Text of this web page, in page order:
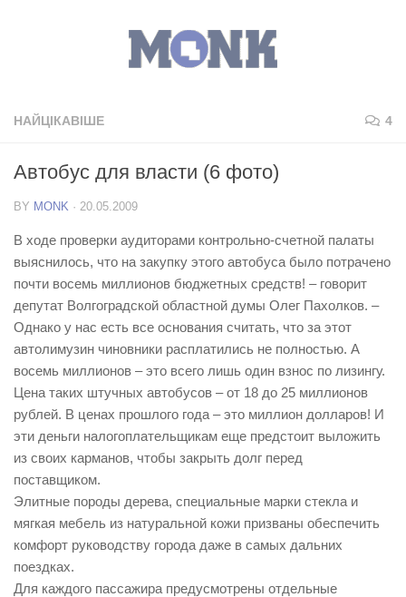
НАЙЦІКАВІШЕ 4
Автобус для власти (6 фото)
BY MONK · 20.05.2009
В ходе проверки аудиторами контрольно-счетной палаты
выяснилось, что на закупку этого автобуса было потрачено
почти восемь миллионов бюджетных средств! – говорит
депутат Волгоградской областной думы Олег Пахолков. –
Однако у нас есть все основания считать, что за этот
автолимузин чиновники расплатились не полностью. А
восемь миллионов – это всего лишь один взнос по лизингу.
Цена таких штучных автобусов – от 18 до 25 миллионов
рублей. В ценах прошлого года – это миллион долларов! И
эти деньги налогоплательщикам еще предстоит выложить
из своих карманов, чтобы закрыть долг перед
поставщиком.
Элитные породы дерева, специальные марки стекла и
мягкая мебель из натуральной кожи призваны обеспечить
комфорт руководству города даже в самых дальних
поездках.
Для каждого пассажира предусмотрены отдельные